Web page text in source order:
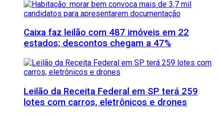
Caixa faz leilão com 487 imóveis em 22
estados; descontos chegam a 47%
Leilão da Receita Federal em SP terá 259
lotes com carros, eletrônicos e drones